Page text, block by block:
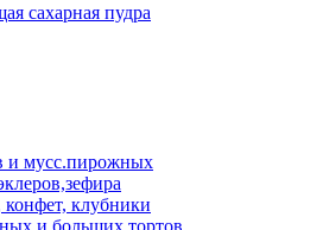
сахарная пудра
и мусс.пирожных
конфет, клубники
и больших тортов